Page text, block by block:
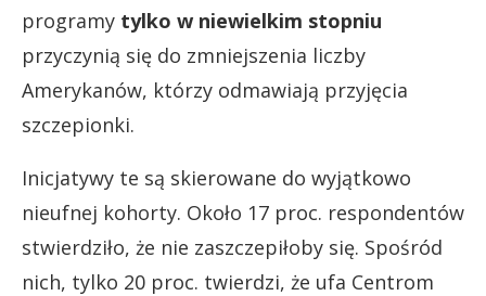
programy tylko w niewielkim stopniu
przyczynią się do zmniejszenia liczby
Amerykanów, którzy odmawiają przyjęcia
szczepionki.
Inicjatywy te są skierowane do wyjątkowo
nieufnej kohorty. Około 17 proc. respondentów
stwierdziło, że nie zaszczepiłoby się. Spośród
nich, tylko 20 proc. twierdzi, że ufa Centrom